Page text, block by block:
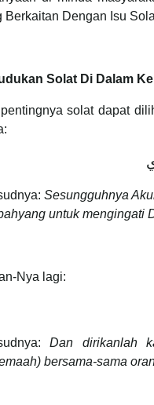
Berkaitan Dengan Isu
Solat Di Dalam
solat dapat
Sesungguhnya
untuk mengingati
Nya lagi:
Dan dirikanlah
bersama-sama